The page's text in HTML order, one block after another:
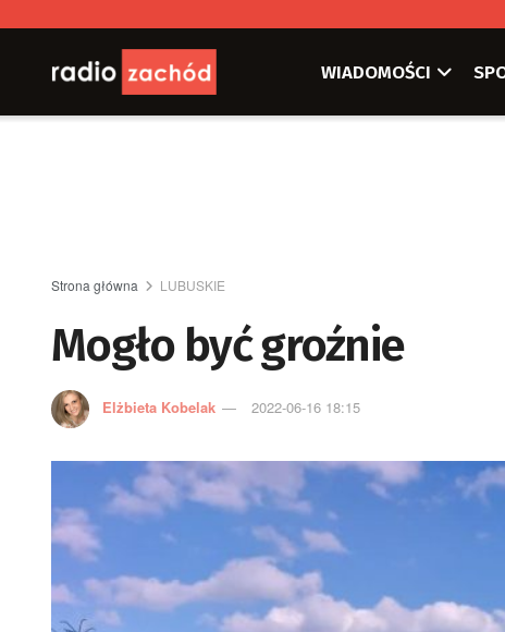
WIADOMOŚCI
Strona główna LUBUSKIE
Mogło być groźnie
Elżbieta Kobelak 2022-06-16 18:15